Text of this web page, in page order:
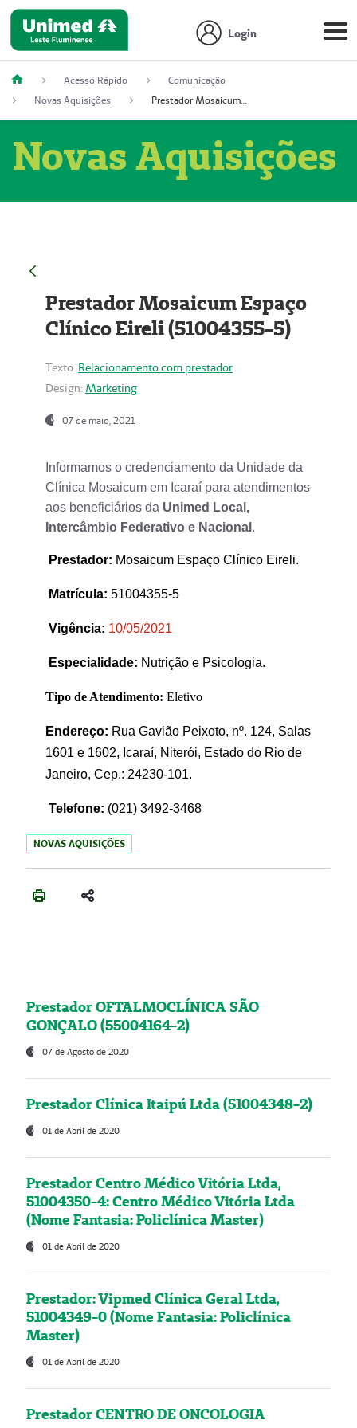
Login
Acesso Rápido
Comunicação
Novas Aquisições
Prestador Mosaicum Espaço Clínico Eireli (51004355-5)
Novas Aquisições
Prestador Mosaicum Espaço
Clínico Eireli (51004355-5)
Texto: Relacionamento com prestador
Design: Marketing
07 de maio, 2021
Informamos o credenciamento da Unidade da
Clínica Mosaicum em Icaraí para atendimentos
aos beneficiários da Unimed Local,
Intercâmbio Federativo e Nacional .
Prestador: Mosaicum Espaço Clínico Eireli.
Matrícula: 51004355-5
Vigência: 10/05/2021
Especialidade: Nutrição e Psicologia.
Tipo de Atendimento: Eletivo
Endereço: Rua Gavião Peixoto, nº. 124, Salas
1601 e 1602, Icaraí, Niterói, Estado do Rio de
Janeiro, Cep.: 24230-101.
Telefone: (021) 3492-3468
NOVAS AQUISIÇÕES
Prestador OFTALMOCLÍNICA SÃO
GONÇALO (55004164-2)
07 de Agosto de 2020
Prestador Clínica Itaipú Ltda (51004348-2)
01 de Abril de 2020
Prestador Centro Médico Vitória Ltda,
51004350-4: Centro Médico Vitória Ltda
(Nome Fantasia: Policlínica Master)
01 de Abril de 2020
Prestador: Vipmed Clínica Geral Ltda,
51004349-0 (Nome Fantasia: Policlínica
Master)
01 de Abril de 2020
Prestador CENTRO DE ONCOLOGIA